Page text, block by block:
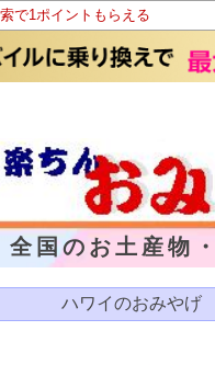
で1ポイントもらえる
国のお土産物
ハワイのおみやげ